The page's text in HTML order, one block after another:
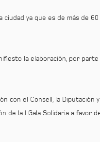
ya que es de más de
la elaboración, por
con el Consell, la
de la I Gala Solidaria a favor